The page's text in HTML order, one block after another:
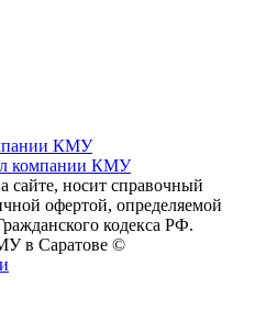
сайте, носит справочный
офертой, определяемой
кодекса РФ.
в Саратове ©